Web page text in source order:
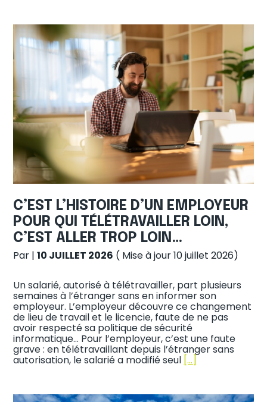
C’EST L’HISTOIRE D’UN EMPLOYEUR
POUR QUI TÉLÉTRAVAILLER LOIN,
C’EST ALLER TROP LOIN…
Par |10 JUILLET 2026 ( Mise à jour 10 juillet 2026)
Un salarié, autorisé à télétravailler, part plusieurs
semaines à l’étranger sans en informer son
employeur. L’employeur découvre ce changement
de lieu de travail et le licencie, faute de ne pas
avoir respecté sa politique de sécurité
informatique… Pour l’employeur, c’est une faute
grave : en télétravaillant depuis l’étranger sans
autorisation, le salarié a modifié seul […]